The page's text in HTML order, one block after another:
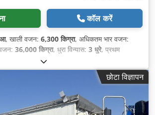
कॉल करें
, खाली वजन: 6,300 किग्रा, अधिकतम भार वजन:
36,000 किग्रा, धुरा विन्यास: 3 धुरे, प्रथम
, लोडिंग स्पेस की लंबाई:
हवा, टायर का आकार:385/65 R22,5, उपकरण:
छोटा विज्ञापन